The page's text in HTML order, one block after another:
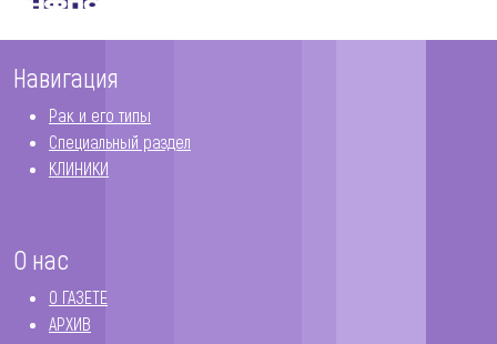
Навигация
Рак и его типы
Специальный раздел
КЛИНИКИ
О нас
О ГАЗЕТЕ
АРХИВ